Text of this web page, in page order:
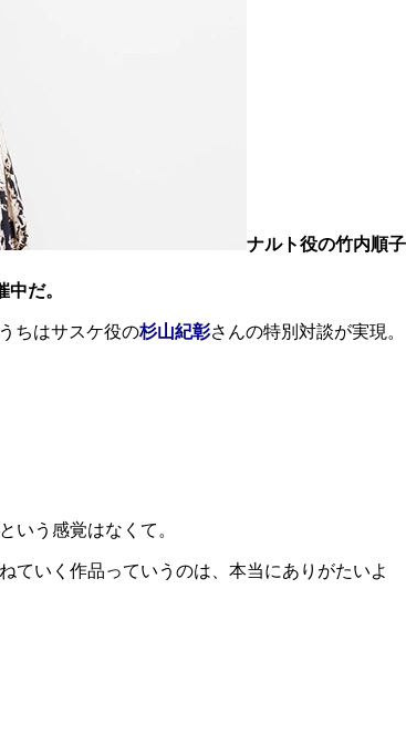
ナルト役の竹内順子
だ。
ちはサスケ役の杉山紀彰さんの特別対談が実現。
いう感覚はなくて。
ていく作品っていうのは、本当にありがたいよ